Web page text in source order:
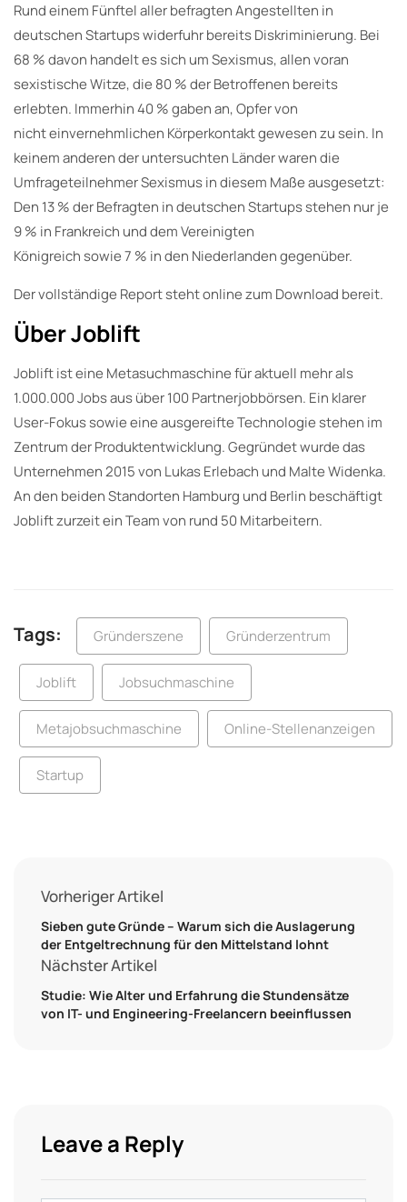
Rund einem Fünftel aller befragten Angestellten in
deutschen Startups widerfuhr bereits Diskriminierung. Bei
68 % davon handelt es sich um Sexismus, allen voran
sexistische Witze, die 80 % der Betroffenen bereits
erlebten. Immerhin 40 % gaben an, Opfer von
nicht einvernehmlichen Körperkontakt gewesen zu sein. In
keinem anderen der untersuchten Länder waren die
Umfrageteilnehmer Sexismus in diesem Maße ausgesetzt:
Den 13 % der Befragten in deutschen Startups stehen nur je
9 % in Frankreich und dem Vereinigten
Königreich sowie 7 % in den Niederlanden gegenüber.
Der vollständige Report steht online zum Download bereit.
Über Joblift
Joblift ist eine Metasuchmaschine für aktuell mehr als
1.000.000 Jobs aus über 100 Partnerjobbörsen. Ein klarer
User-Fokus sowie eine ausgereifte Technologie stehen im
Zentrum der Produktentwicklung. Gegründet wurde das
Unternehmen 2015 von Lukas Erlebach und Malte Widenka.
An den beiden Standorten Hamburg und Berlin beschäftigt
Joblift zurzeit ein Team von rund 50 Mitarbeitern.
Tags: Gründerszene Gründerzentrum
Joblift Jobsuchmaschine
Metajobsuchmaschine Online-Stellenanzeigen
Startup
Vorheriger Artikel
Sieben gute Gründe – Warum sich die Auslagerung
der Entgeltrechnung für den Mittelstand lohnt
Nächster Artikel
Studie: Wie Alter und Erfahrung die Stundensätze
von IT- und Engineering-Freelancern beeinflussen
Leave a Reply